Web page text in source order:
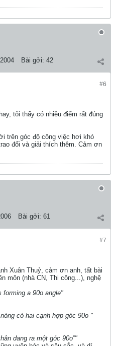
Bài gởi: 42
#6
tôi thấy có nhiều điểm rất đúng
trên góc độ công việc hơi khó
đổi và giải thích thêm. Cảm ơn
Bài gởi: 61
#7
Xuân Thuỷ, cảm ơn anh, tất bài
môn (nhà CN, Thi công...), nghệ
forming a 90o angle"
có hai cạnh hợp góc 90o "
dang ra một góc 90o”"